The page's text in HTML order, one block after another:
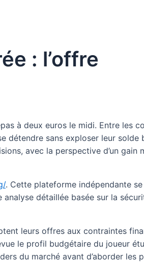
: l’offre
à deux euros le midi. Entre les
détendre sans exploser leur solde
avec la perspective d’un gain
. Cette plateforme indépendante
détaillée basée sur la
leurs offres aux contraintes
le profil budgétaire du joueur
du marché avant d’aborder les